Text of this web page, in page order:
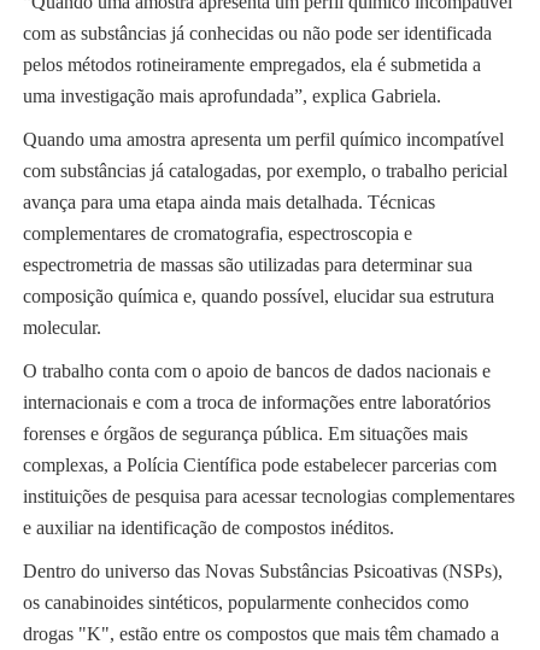
com as substâncias já conhecidas ou não pode ser identificada
pelos métodos rotineiramente empregados, ela é submetida a
uma investigação mais aprofundada”, explica Gabriela.
Quando uma amostra apresenta um perfil químico incompatível
com substâncias já catalogadas, por exemplo, o trabalho pericial
avança para uma etapa ainda mais detalhada. Técnicas
complementares de cromatografia, espectroscopia e
espectrometria de massas são utilizadas para determinar sua
composição química e, quando possível, elucidar sua estrutura
molecular.
O trabalho conta com o apoio de bancos de dados nacionais e
internacionais e com a troca de informações entre laboratórios
forenses e órgãos de segurança pública. Em situações mais
complexas, a Polícia Científica pode estabelecer parcerias com
instituições de pesquisa para acessar tecnologias complementares
e auxiliar na identificação de compostos inéditos.
Dentro do universo das Novas Substâncias Psicoativas (NSPs),
os canabinoides sintéticos, popularmente conhecidos como
drogas "K", estão entre os compostos que mais têm chamado a